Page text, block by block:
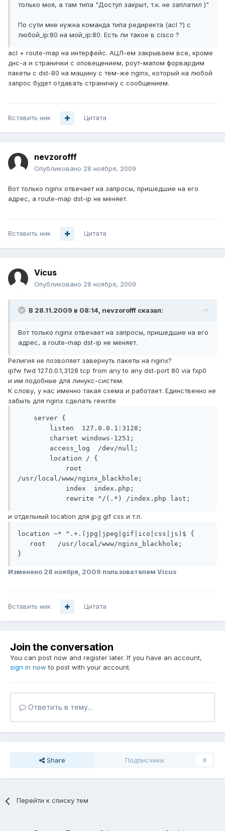
только моя, а там типа "Доступ закрыт, т.к. не заплатил )"
По сути мне нужна команда типа редиректа (acl ?) с
любой_ip:80 на мой_ip:80. Есть ли такое в cisco ?
acl + route-map на интерфейс. АЦЛ-ем закрываем все, кроме
днс-а и странички с оповещением, роут-мапом форвардим
пакеты с dst-80 на машину с тем-же nginx, который на любой
запрос будет отдавать страничку с сообщением.
Вставить ник Цитата
nevzorofff
Опубликовано 28 ноября, 2009
Вот только nginx отвечает на запросы, пришедшие на его
адрес, а route-map dst-ip не меняет.
Вставить ник Цитата
Vicus
Опубликовано 28 ноября, 2009
В 28.11.2009 в 08:14, nevzorofff сказал:
Вот только nginx отвечает на запросы, пришедшие на его
адрес, а route-map dst-ip не меняет.
Религия не позволяет завернуть пакеты на nginx?
ipfw fwd 127.0.0.1,3128 tcp from any to any dst-port 80 via fxp0
и им подобные для линукс-систем.
К слову, у нас именно такая схема и работает. Единственно не
забыть для nginx сделать rewrite
server {
listen  127.0.0.1:3128;
charset windows-1251;
access_log  /dev/null;
location / {
root
/usr/local/www/nginx_blackhole;
index  index.php;
rewrite ^/(.*) /index.php last;
и отдельный location для jpg gif css и т.п.
location ~* ^.+.(jpg|jpeg|gif|ico|css|js)$ {
root   /usr/local/www/nginx_blackhole;
}
Изменено 28 ноября, 2009 пользователем Vicus
Вставить ник Цитата
Join the conversation
You can post now and register later. If you have an account,
sign in now to post with your account.
Ответить в тему...
Share Подписчики 0
Перейти к списку тем